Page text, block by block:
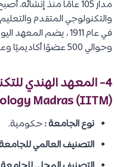
وحوالي 500 عضوًا أكاديميًا وعلميًا، يدعمهم 600 موظف إداري.
Madras (IITM)
نوع الجامعة :حكومية.
التصنيف العالمي